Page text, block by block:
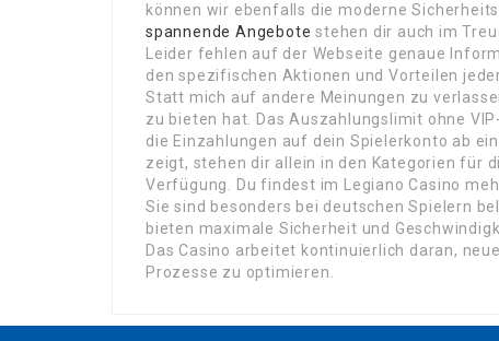
können wir ebenfalls die moderne
spannende Angebote stehen dir auch im
Leider fehlen auf der Webseite genaue
den spezifischen Aktionen und Vorteilen
Statt mich auf andere Meinungen zu
zu bieten hat. Das Auszahlungslimit ohne
die Einzahlungen auf dein Spielerkonto ab
zeigt, stehen dir allein in den Kategorien für
Verfügung. Du findest im Legiano Casino
Sie sind besonders bei deutschen Spielern
bieten maximale Sicherheit und
Das Casino arbeitet kontinuierlich daran,
Prozesse zu optimieren.